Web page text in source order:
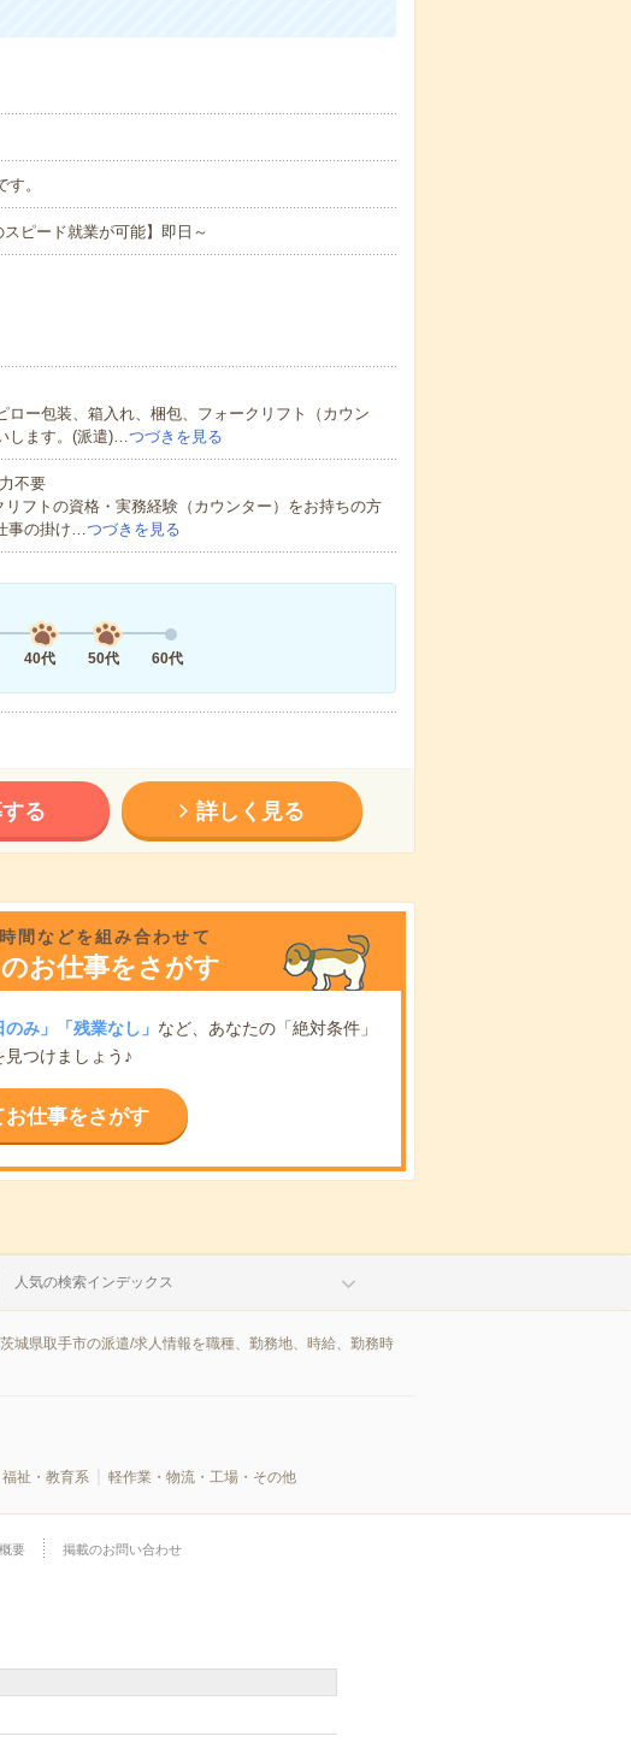
。
ピード就業が可能】即日～
ー包装、箱入れ、梱包、フォークリフト（カウン
します。(派遣)…つづきを見る
不要
リフトの資格・実務経験（カウンター）をお持ちの方
事の掛け…つづきを見る
40代 50代 60代
る 詳しく見る
間などを組み合わせて
お仕事をさがす
のみ」「残業なし」 など、あなたの「絶対条件」
つけましょう♪
仕事をさがす
人気の検索インデックス
城県取手市の派遣/求人情報を職種、勤務地、時給、勤務時
祉・教育系 軽作業・物流・工場・その他
要 掲載のお問い合わせ